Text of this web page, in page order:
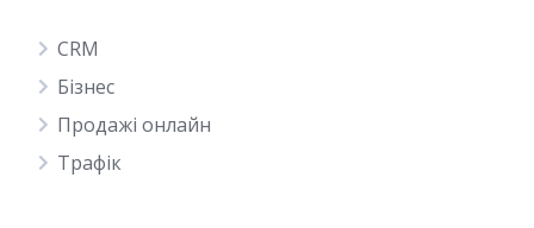
CRM
Бізнес
Продажі онлайн
Трафік